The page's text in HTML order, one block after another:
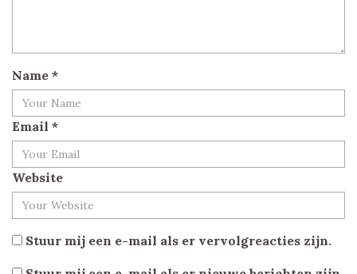
Name *
Email *
Website
Stuur mij een e-mail als er vervolgreacties zijn.